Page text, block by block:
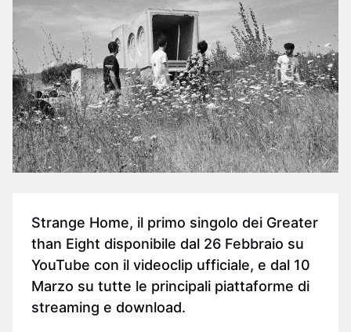
Strange Home, il primo singolo dei Greater
than Eight disponibile dal 26 Febbraio su
YouTube con il videoclip ufficiale, e dal 10
Marzo su tutte le principali piattaforme di
streaming e download.